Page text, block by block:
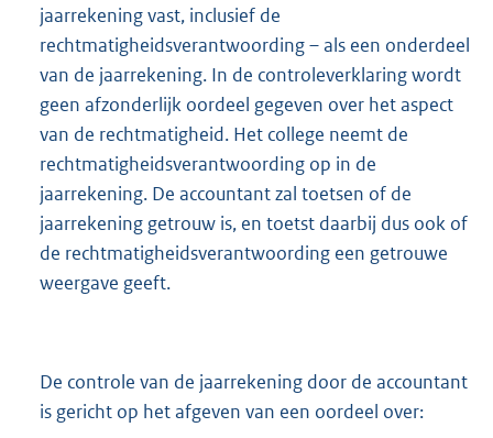
jaarrekening vast, inclusief de
rechtmatigheidsverantwoording – als een onderdeel
van de jaarrekening. In de controleverklaring wordt
geen afzonderlijk oordeel gegeven over het aspect
van de rechtmatigheid. Het college neemt de
rechtmatigheidsverantwoording op in de
jaarrekening. De accountant zal toetsen of de
jaarrekening getrouw is, en toetst daarbij dus ook of
de rechtmatigheidsverantwoording een getrouwe
weergave geeft.
De controle van de jaarrekening door de accountant
is gericht op het afgeven van een oordeel over: